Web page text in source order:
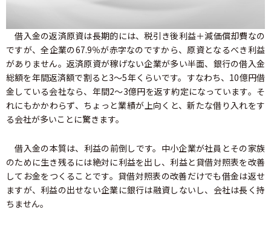
借入金の返済原資は長期的には、税引き後利益＋減価償却費なの
ですが、全企業の67.9％が赤字なのですから、原資となるべき利益
がありません。返済原資が稼げない企業が多い半面、銀行の借入金
総額を年間返済額で割ると3～5年くらいです。すなわち、10億円借
金している会社なら、年間2～3億円を返す約定になっています。そ
れにもかかわらず、ちょっと業績が上向くと、新たな借り入れをす
る会社が多いことに驚きます。
借入金の本質は、利益の前倒しです。中小企業が社員とその家族
のために生き残るには絶対に利益を出し、利益と貸借対照表を改善
してお金をつくることです。貸借対照表の改善だけでも借金は返せ
ますが、利益の出せない企業に銀行は融資しないし、会社は長く持
ちません。